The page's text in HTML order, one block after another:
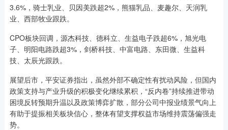
3.6%，骑士乳业、贝因美跌超2%，熊猫乳品、麦趣尔、天润乳
业、西部牧业跟跌。
CPO板块回调，源杰科技、德科立、生益电子跌超6%，旭光电
子、明阳电路跌超3%，剑桥科技、中富电路、东田微、生益科
技、太辰光跟跌。
展望后市，平安证券指出，虽然外部不确定性有扰动风险，但国内
政策支持与产业升级的积极变化继续累积，“反内卷”持续推进带动
困境反转预期升温以及政策博弈扩散，部分公司中报业绩景气向上
有助于提振相关板块信心，整体有望支撑权益市场维持震荡偏强走
势。